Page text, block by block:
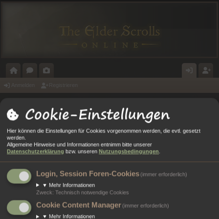
O
T
A
L
E
N
A
E
RI
E
L
Anmelden Registrieren
Portal Foren
Anmelden
Passwort:
Ich habe mein Passwort vergessen
Cookie-Einstellungen
Hier können die Einstellungen für Cookies vorgenommen werden, die evtl. gesetzt
werden.
Allgemeine Hinweise und Informationen entnimm bitte unserer
Datenschutzerklärung bzw. unseren Nutzungsbedingungen
Login, Session Foren-Cookies(immer erforderlich)
▼ Mehr Informationen
Zweck: Technisch notwendige Cookies
Cookie Content Manager(immer erforderlich)
▼ Mehr Informationen